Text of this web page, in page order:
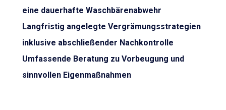
eine dauerhafte Waschbärenabwehr
Langfristig angelegte Vergrämungsstrategien
inklusive abschließender Nachkontrolle
Umfassende Beratung zu Vorbeugung und
sinnvollen Eigenmaßnahmen